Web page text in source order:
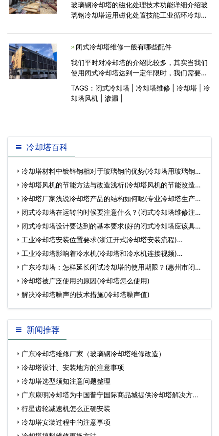
玻璃钢冷却塔的磁化处理技术功能详细介绍玻
璃钢冷却塔运用磁化处置技能工业循环冷却水
中的离子发作效果，改变成垢晶体的结晶速
度、晶粒大小、晶
闭式冷却塔维修一般有哪些配件
我们平时对冷却塔的介绍比较多，其实当我们
使用闭式冷却塔达到一定年限时，我们需要对
闭式冷却塔进行一次大修。 1、集水盘渗漏
问题 使用五年以上闭式冷却塔集水盘，大
多数都存在渗漏。对于玻璃钢闭式冷却塔的集
TAGS： 闭式冷却塔| 冷却塔维修| 冷却塔| 冷
却塔风机| 渗漏|
冷却塔百科
冷却塔材料中镀锌钢相对于玻璃钢的优势(冷却塔用玻璃钢材
质)…
冷却塔风机的节能方法与改造浅析(冷却塔风机的节能改造方
案)…
冷却塔厂家浅说冷却塔产品的结构如何呢(专业冷却塔生产厂
家联系电话)…
闭式冷却塔在运转的时候要注意什么？(闭式冷却塔维修注意
事项)…
闭式冷却塔设计要达到的基本要求(好的闭式冷却塔应该具备
什么条件)…
工业冷却塔安装位置要求(浙江开式冷却塔安装流程)…
工业冷却塔影响着冷水机(冷却塔和冷水机连接视频)…
广东冷却塔：怎样延长闭试冷却塔的使用期限？(惠州市闭式
冷却塔使用方法)…
冷却塔被广泛使用的原因(冷却塔怎么使用)
解决冷却塔噪声的技术措施(冷却塔噪声值)
新闻推荐
广东冷却塔维修厂家（玻璃钢冷却塔维修改造）
冷却塔设计、安装地方的注意事项
冷却塔选型须知注意问题整理
广东康明冷却塔为中国普宁国际商品城提供冷却塔解决方
案…行星齿轮减速机怎么正确安装
冷却塔安装过程中的注意事项